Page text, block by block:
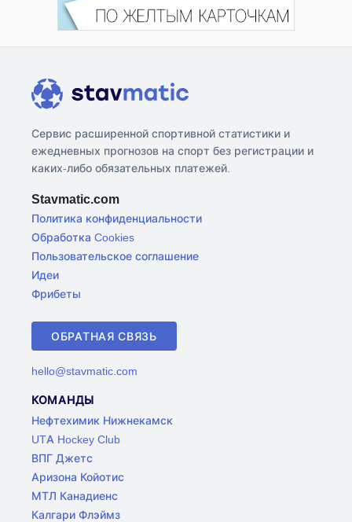
Сервис расширенной спортивной статистики и
ежедневных прогнозов на спорт без регистрации и
каких-либо обязательных платежей.
Stavmatic.com
Политика конфиденциальности
Обработка Cookies
Пользовательское соглашение
Идеи
Фрибеты
ОБРАТНАЯ СВЯЗЬ
hello@stavmatic.com
КОМАНДЫ
Нефтехимик Нижнекамск
UTA Hockey Club
ВПГ Джетс
Аризона Койотис
МТЛ Канадиенс
Калгари Флэймз